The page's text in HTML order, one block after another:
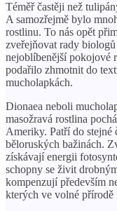
Téměř častěji než
A samozřejmě bylo
rostlinu. To nás opět
zveřejňovat rady
nejoblíbenější pokojové
podařilo zhmotnit do
mucholapkách.
Dionaea neboli
masožravá rostlina
Ameriky. Patří do stejné
běloruských bažinách.
získávají energii
schopny se živit
kompenzují především
kterých ve volné přírodě